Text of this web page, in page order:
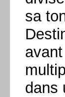
sa
dans